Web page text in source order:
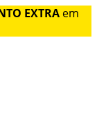
EXTRA em